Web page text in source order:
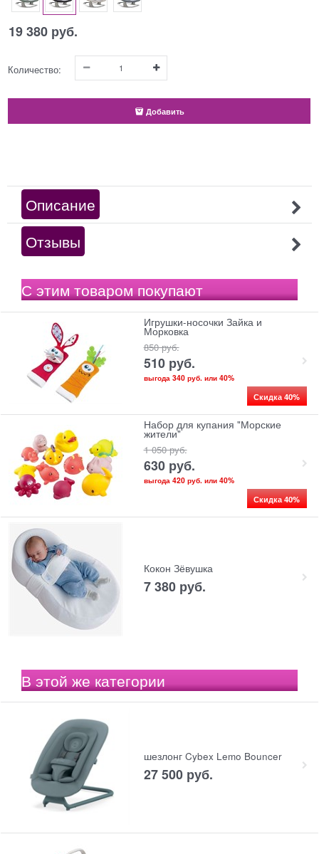
19 380 руб.
Количество:
Добавить
Описание
Отзывы
С этим товаром покупают
Игрушки-носочки Зайка и
Морковка
850 руб.
510 руб.
выгода 340 руб.или 40%
Скидка 40%
Набор для купания "Морские
жители"
1 050 руб.
630 руб.
выгода 420 руб.или 40%
Скидка 40%
Кокон Зёвушка
7 380 руб.
В этой же категории
шезлонг Cybex Lemo Bouncer
27 500 руб.